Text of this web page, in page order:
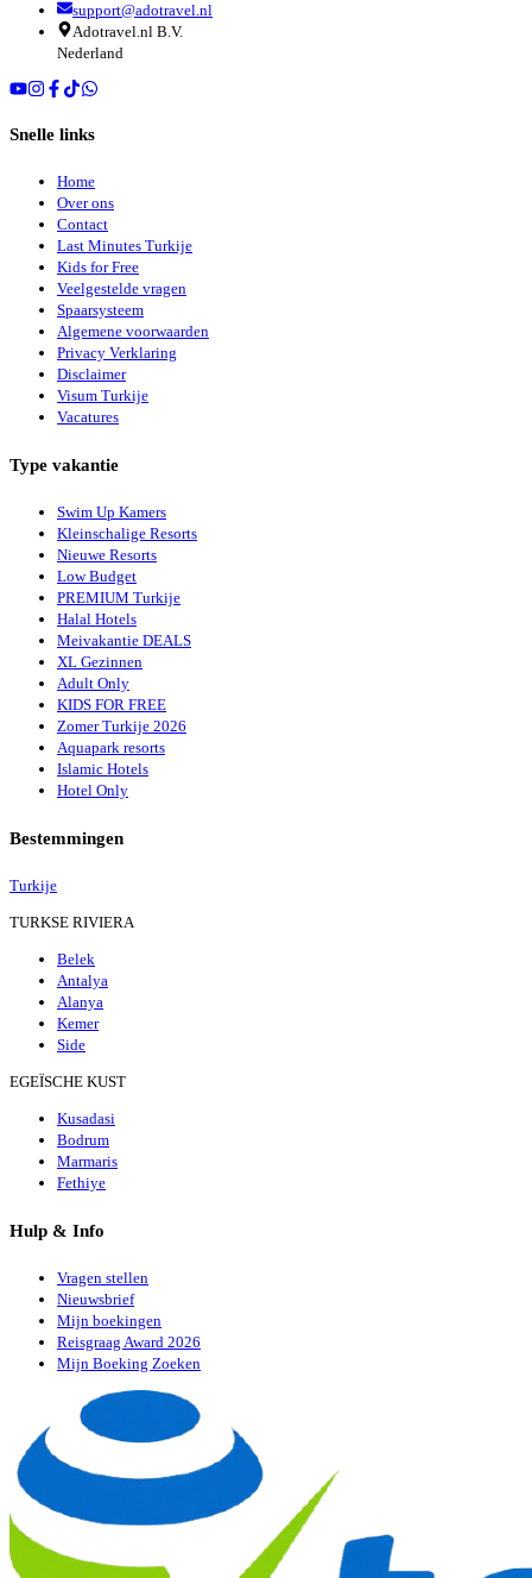
support@adotravel.nl
Adotravel.nl B.V.
Nederland
Snelle links
Home
Over ons
Contact
Last Minutes Turkije
Kids for Free
Veelgestelde vragen
Spaarsysteem
Algemene voorwaarden
Privacy Verklaring
Disclaimer
Visum Turkije
Vacatures
Type vakantie
Swim Up Kamers
Kleinschalige Resorts
Nieuwe Resorts
Low Budget
PREMIUM Turkije
Halal Hotels
Meivakantie DEALS
XL Gezinnen
Adult Only
KIDS FOR FREE
Zomer Turkije 2026
Aquapark resorts
Islamic Hotels
Hotel Only
Bestemmingen
Turkije
TURKSE RIVIERA
Belek
Antalya
Alanya
Kemer
Side
EGEÏSCHE KUST
Kusadasi
Bodrum
Marmaris
Fethiye
Hulp & Info
Vragen stellen
Nieuwsbrief
Mijn boekingen
Reisgraag Award 2026
Mijn Boeking Zoeken